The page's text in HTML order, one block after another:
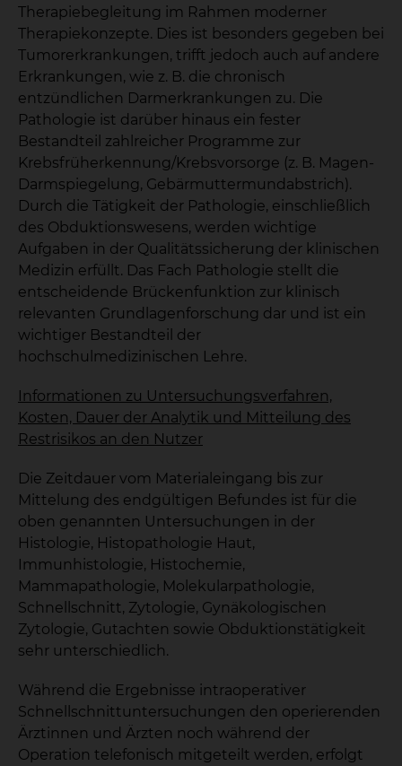
Therapiebegleitung im Rahmen moderner
Therapiekonzepte. Dies ist besonders gegeben bei
Tumorerkrankungen, trifft jedoch auch auf andere
Erkrankungen, wie z. B. die chronisch
entzündlichen Darmerkrankungen zu. Die
Pathologie ist darüber hinaus ein fester
Bestandteil zahlreicher Programme zur
Krebsfrüherkennung/Krebsvorsorge (z. B. Magen-
Darmspiegelung, Gebärmuttermundabstrich).
Durch die Tätigkeit der Pathologie, einschließlich
des Obduktionswesens, werden wichtige
Aufgaben in der Qualitätssicherung der klinischen
Medizin erfüllt. Das Fach Pathologie stellt die
entscheidende Brückenfunktion zur klinisch
relevanten Grundlagenforschung dar und ist ein
wichtiger Bestandteil der
hochschulmedizinischen Lehre.
Informationen zu Untersuchungsverfahren,
Kosten, Dauer der Analytik und Mitteilung des
Restrisikos an den Nutzer
Die Zeitdauer vom Materialeingang bis zur
Mittelung des endgültigen Befundes ist für die
oben genannten Untersuchungen in der
Histologie, Histopathologie Haut,
Immunhistologie, Histochemie,
Mammapathologie, Molekularpathologie,
Schnellschnitt, Zytologie, Gynäkologischen
Zytologie, Gutachten sowie Obduktionstätigkeit
sehr unterschiedlich.
Während die Ergebnisse intraoperativer
Schnellschnittuntersuchungen den operierenden
Ärztinnen und Ärzten noch während der
Operation telefonisch mitgeteilt werden, erfolgt